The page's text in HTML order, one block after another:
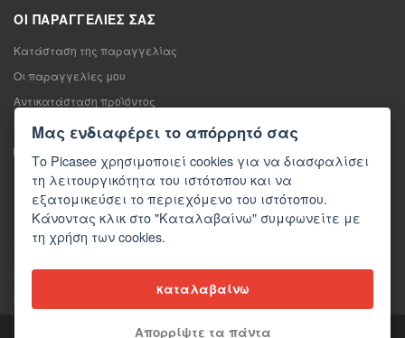
ΟΙ ΠΑΡΑΓΓΕΛΊΕΣ ΣΑΣ
Κατάσταση της παραγγελίας
Οι παραγγελίες μου
Αντικατάσταση προϊόντος
Υπαναχώρηση από τη σύμβαση πώλησης
Παράπονο
ΕΠΙΚΟΙΝΩΝΊΑ
Επικοινωνία
Φόρμα επικοινωνίας
Χονδρική πώληση
Μέσα ενημέρωσης σχετικά με εμάς
Copyright © 2026 Picasee
Μας ενδιαφέρει το απόρρητό σας
Το Picasee χρησιμοποιεί cookies για να διασφαλίσει
τη λειτουργικότητα του ιστότοπου και να
εξατομικεύσει το περιεχόμενο του ιστότοπου.
Κάνοντας κλικ στο "Καταλαβαίνω" συμφωνείτε με
τη χρήση των cookies.
καταλαβαίνω
Απορρίψτε τα πάντα